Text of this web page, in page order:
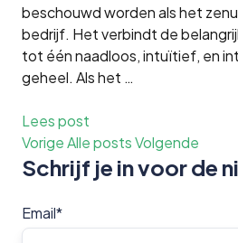
beschouwd worden als het
bedrijf. Het verbindt de
tot één naadloos, intuïtief, en
geheel. Als het …
Lees post
VorigeAlle postsVolgende
Schrijf je in voor de
Email*